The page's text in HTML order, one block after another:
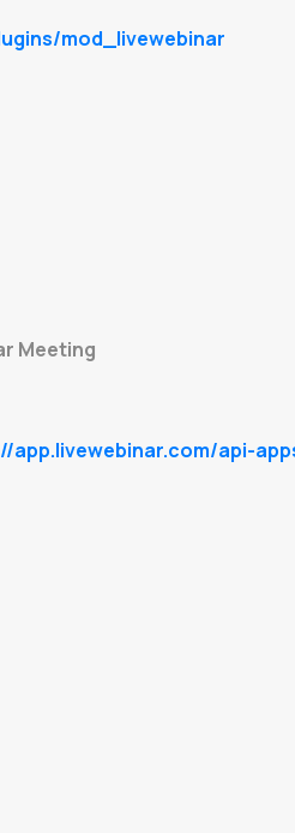
mod_livewebinar
Meeting
app.livewebinar.com/api-